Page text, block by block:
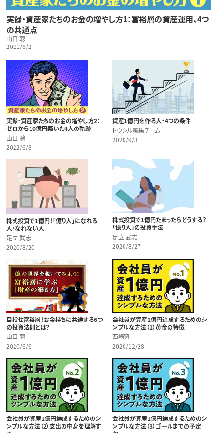
実録・資産家たちのお金の増やし方1：富裕層の資産運用、4つ
の共通点
山口 聰
2021/6/2
実録・資産家たちのお金の増やし方2：
ゼロから10億円築いた4人の軌跡
山口 聰
2022/6/8
資産1億円を作る人・4つの条件
トウシル編集チーム
2020/9/3
株式投資で1億円！「億り人」になれる
人・なれない人
足立 武志
2020/8/20
株式投資で1億円たまったらどうする？
「億り人」の投資手法
足立 武志
2020/8/27
目指せ富裕層！お金持ちに共通する6つ
の投資法則とは？
山口 聰
2020/6/6
会社員が資産1億円達成するためのシ
ンプルな方法（1）黄金の特徴
西崎努
2020/12/28
会社員が資産1億円達成するためのシ
ンプルな方法（2）支出の中身を理解す
会社員が資産1億円達成するためのシ
ンプルな方法（3）ゴールまでの予定